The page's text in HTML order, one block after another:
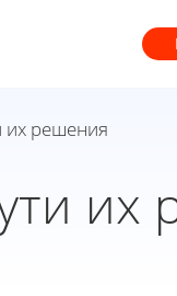
их решения
их